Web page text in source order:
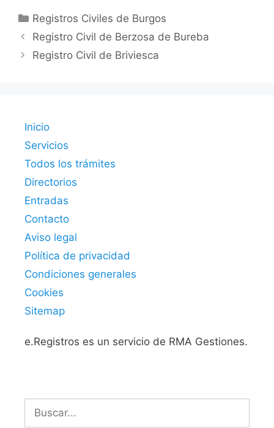
Categorías
Registros Civiles de Burgos
Registro Civil de Berzosa de Bureba
Registro Civil de Briviesca
Inicio
Servicios
Todos los trámites
Directorios
Entradas
Contacto
Aviso legal
Política de privacidad
Condiciones generales
Cookies
Sitemap
e.Registros es un servicio de RMA Gestiones.
Buscar: